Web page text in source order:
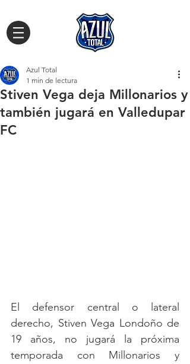
Stiven Vega deja Millonarios y
también jugará en Valledupar
FC
Azul Total
1 min de lectura
El defensor central o lateral
derecho, Stiven Vega Londoño de
19 años, no jugará la próxima
temporada con Millonarios y